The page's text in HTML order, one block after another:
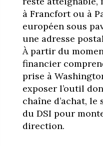
à Francfort ou à
européen sous
une adresse
À partir du
financier
prise à
exposer l’outil
chaîne d’achat,
du DSI pour
direction.